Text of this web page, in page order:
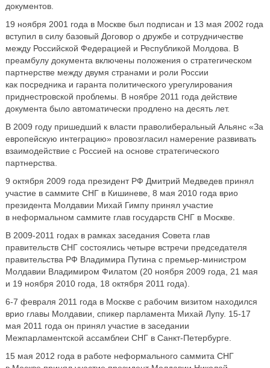
документов.
19 ноября 2001 года в Москве был подписан и 13 мая 2002 года
вступил в силу базовый Договор о дружбе и сотрудничестве
между Российской Федерацией и Республикой Молдова. В
преамбулу документа включены положения о стратегическом
партнерстве между двумя странами и роли России
как посредника и гаранта политического урегулирования
приднестровской проблемы. В ноябре 2011 года действие
документа было автоматически продлено на десять лет.
В 2009 году пришедший к власти праволиберальный Альянс «За
европейскую интеграцию» провозгласил намерение развивать
взаимодействие с Россией на основе стратегического
партнерства.
9 октября 2009 года президент РФ Дмитрий Медведев принял
участие в саммите СНГ в Кишиневе, 8 мая 2010 года врио
президента Молдавии Михай Гимпу принял участие
в неформальном саммите глав государств СНГ в Москве.
В 2009-2011 годах в рамках заседания Совета глав
правительств СНГ состоялись четыре встречи председателя
правительства РФ Владимира Путина с премьер-министром
Молдавии Владимиром Филатом (20 ноября 2009 года, 21 мая
и 19 ноября 2010 года, 18 октября 2011 года).
6-7 февраля 2011 года в Москве с рабочим визитом находился
врио главы Молдавии, спикер парламента Михай Лупу. 15-17
мая 2011 года он принял участие в заседании
Межпарламентской ассамблеи СНГ в Санкт-Петербурге.
15 мая 2012 года в работе неформального саммита СНГ